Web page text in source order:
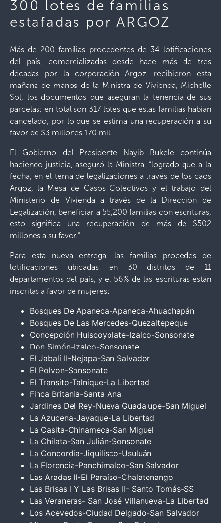
300 lotes de familias
estafadas por ARGOZ
Más de 200 familias procedentes de 34 lotificaciones
del país, comercializadas desde hace más de tres
décadas por la corporación Argoz, recibieron esta
mañana de manos de la Ministra de Vivienda, Michelle
Sol, los documentos que aseguran la tenencia de sus
parcelas; en total son 317 lotes que estas familias habían
cancelado, por lo que se estima una recuperación a su
favor de $3 millones 170 mil.
El Gobierno del Presidente Nayib Bukele continúa
haciendo justicia, aseguró la Ministra, “logrado que a la
fecha, en el tema de legalizaciones a través de los caos
Argoz, la Mesa de Casos Colectivos y el trabajo del
Ministerio de Vivienda a través de la Dirección de
Legalización, beneficiar a 55,200 familias con escrituras,
esto significa una recuperación de más de $502
millones a su favor.”
Para esta nueva entrega, las familias procedes de
lotificaciones ubicadas en 30 distritos de 11
departamentos del país, y el 56% de las escrituras están
inscritas a favor de mujeres:
Bosques De Apaneca-Apaneca-Ahuachapán
Bosques De Las Mercedes-Quezaltepeque
Concepción Huiscoyolate-Izalco-Sonsonate
Don Simón-Izalco-Sonsonate
El Jabalí II-Nejapa-San Salvador
El Polvon-Sonsonate
El Transito-Talnique-La Libertad
Finca Britania-Santa Ana
Jardines Del Rey-Nueva Guadalupe-San Miguel
La Azucena-Jayaque-La Libertad
La Casita-Chinameca-San Miguel
La Chilata-San Julián-Sonsonate
La Concordia-Jiquilisco-Usuluán
La Florencia-Panchimalco-San Salvador
Las Aradas II-El Paraíso-Chalatenango
Las Brisas I Y Las Brisas II- Santo Tomás-SS
Las Veraneras- San José Villanueva-La Libertad
Los Acevedos-Ciudad Delgado-San Salvador